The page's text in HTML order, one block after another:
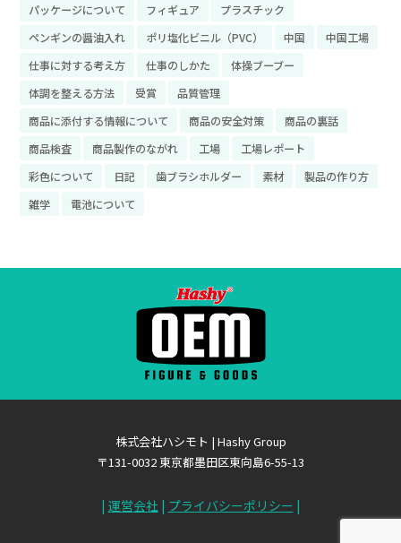
パッケージについて
フィギュア
プラスチック
ペンギンの醤油入れ
ポリ塩化ビニル（PVC） 中国
中国工場
仕事に対する考え方
仕事のしかた
体操ブーブー
体調を整える方法
受賞
品質管理
商品に添付する情報について
商品の安全対策
商品の裏話
商品検査
商品製作のながれ 工場
工場レポート
彩色について
日記 歯ブラシホルダー 素材
製品の作り方
雑学
電池について
株式会社ハシモト | Hashy Group
〒131-0032 東京都墨田区東向島6-55-13
| 運営会社| プライバシーポリシー |